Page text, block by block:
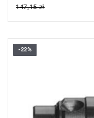
147,15 zł
• Nadaje się do: PH 26
-22%